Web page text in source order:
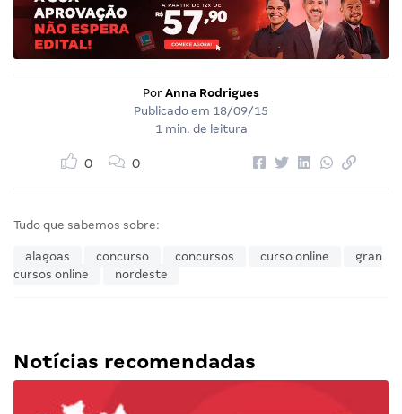
Por Anna Rodrigues
Publicado em 18/09/15
1 min. de leitura
0 0
Tudo que sabemos sobre:
alagoas concurso concursos curso online
gran
cursos online
nordeste
Notícias recomendadas